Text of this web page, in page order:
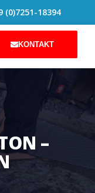
(0)7251-18394
KONTAKT
–